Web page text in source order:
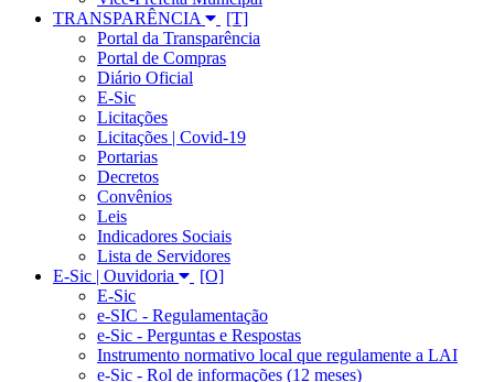
TRANSPARÊNCIA
Portal da Transparência
Portal de Compras
Diário Oficial
E-Sic
Licitações
Licitações | Covid-19
Portarias
Decretos
Convênios
Leis
Indicadores Sociais
Lista de Servidores
E-Sic | Ouvidoria
E-Sic
e-SIC - Regulamentação
e-Sic - Perguntas e Respostas
Instrumento normativo local que regulamente a LAI
e-Sic - Rol de informações (12 meses)